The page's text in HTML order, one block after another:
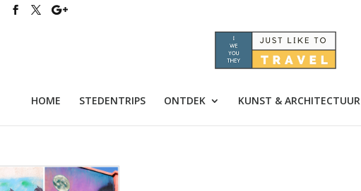
HOME STEDENTRIPS ONTDEK KUNST & ARCHITECTUUR